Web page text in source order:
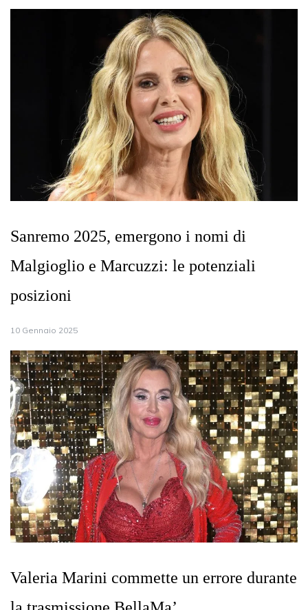
Sanremo 2025, emergono i nomi di
Malgioglio e Marcuzzi: le potenziali
posizioni
10 Gennaio 2025
Valeria Marini commette un errore durante